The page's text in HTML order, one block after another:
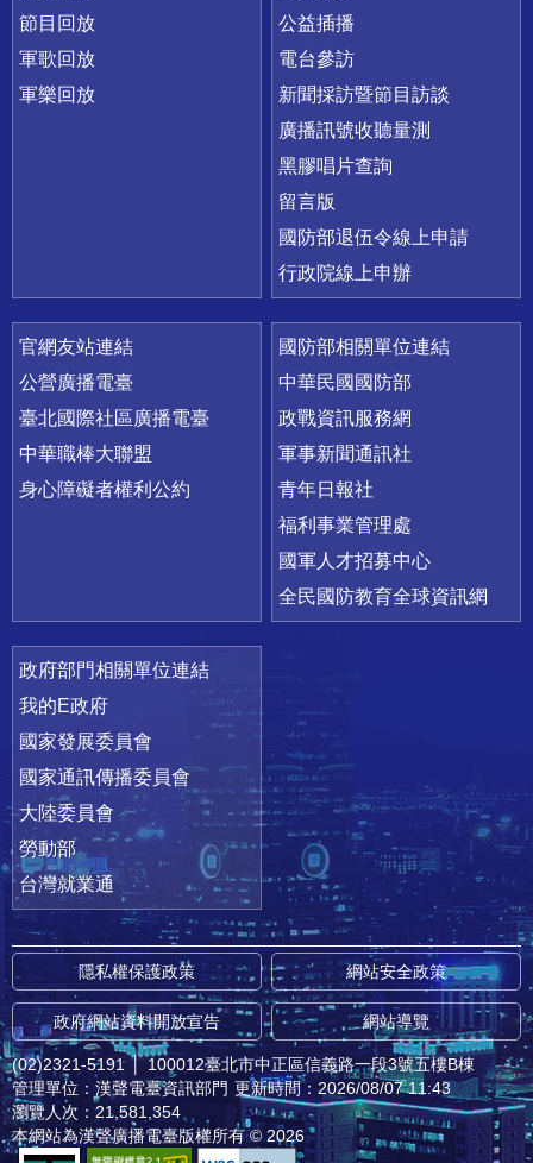
節目回放
軍歌回放
軍樂回放
公益插播
電台參訪
新聞採訪暨節目訪談
廣播訊號收聽量測
黑膠唱片查詢
留言版
國防部退伍令線上申請
行政院線上申辦
官網友站連結
公營廣播電臺
臺北國際社區廣播電臺
中華職棒大聯盟
身心障礙者權利公約
國防部相關單位連結
中華民國國防部
政戰資訊服務網
軍事新聞通訊社
青年日報社
福利事業管理處
國軍人才招募中心
全民國防教育全球資訊網
政府部門相關單位連結
我的E政府
國家發展委員會
國家通訊傳播委員會
大陸委員會
勞動部
台灣就業通
隱私權保護政策 網站安全政策
政府網站資料開放宣告 網站導覽
(02)2321-5191 │ 100012臺北市中正區信義路一段3號五樓B棟
管理單位：漢聲電臺資訊部門 更新時間：2026/08/07 11:43
瀏覽人次：21,581,354
本網站為漢聲廣播電臺版權所有 © 2026